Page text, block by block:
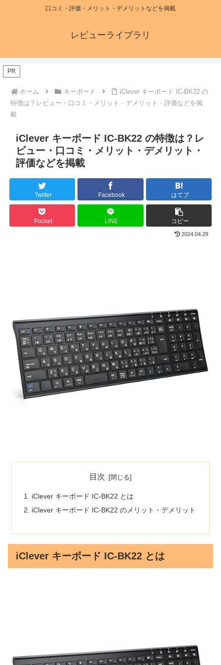
口コミ・評価・メリット・デメリットなどを掲載
レビューライブラリ
ホーム キーボード
iClever キーボード IC-BK22 の
特徴は？レビュー・口コミ・メリット・デメリット・評価などを掲
載
PR
iClever キーボード IC-BK22 の特徴は？レ
ビュー・口コミ・メリット・デメリット・
評価などを掲載
Twitter Facebook はてブ
Pocket LINE コピー
2024.04.29
目次
iClever キーボード IC-BK22 とは
iClever キーボード IC-BK22 のメリット・デメリット
iClever キーボード IC-BK22 とは